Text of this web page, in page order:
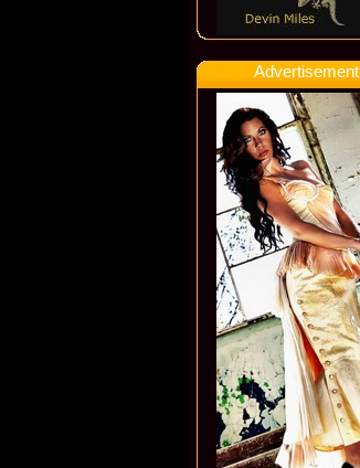
Advertisement